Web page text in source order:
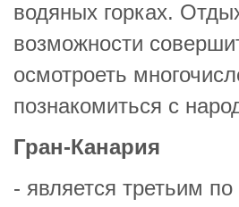
водяных горках.
возможности
осмотроеть
познакомиться с
Гран-Канария
- является третьим